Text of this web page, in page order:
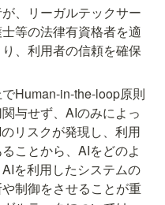
、リーガルテックサー
等の法律有資格者を適
、利用者の信頼を確保
Human-in-the-loop原則
与せず、AIのみによっ
リスクが発現し、利用
ことから、AIをどのよ
を利用したシステムの
制御をさせることが重